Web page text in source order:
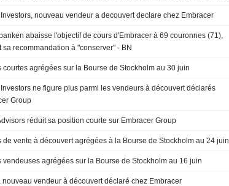
nouveau vendeur a decouvert declare chez Embracer
abaisse l'objectif de cours d'Embracer à 69 couronnes (71),
sa recommandation à "conserver" - BN
courtes agrégées sur la Bourse de Stockholm au 30 juin
ne figure plus parmi les vendeurs à découvert déclarés
Group
réduit sa position courte sur Embracer Group
de vente à découvert agrégées à la Bourse de Stockholm au 24 juin
vendeuses agrégées sur la Bourse de Stockholm au 16 juin
nouveau vendeur à découvert déclaré chez Embracer